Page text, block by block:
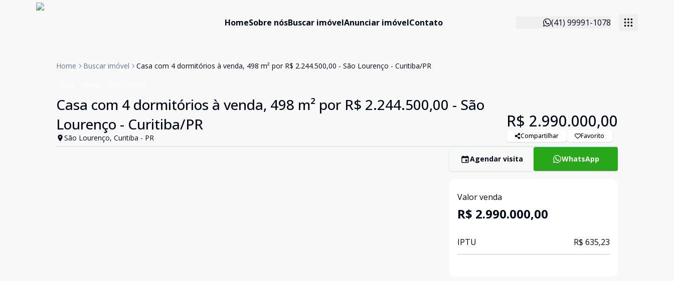
HomeSobre nósBuscar imóvelAnunciar imóvelContato (41) 99991-1078
Home Buscar imóvel Casa com 4 dormitórios à venda, 498 m² por R$ 2.244.500,00 - São Lourenço - Curitiba/PR
Casa com 4 dormitórios à venda, 498 m² por R$ 2.244.500,00 - São
Lourenço - Curitiba/PR
São Lourenço, Curitiba - PR
R$ 2.990.000,00
Compartilhar Favorito
Agendar visita WhatsApp
Valor venda
R$ 2.990.000,00
IPTU R$ 635,23